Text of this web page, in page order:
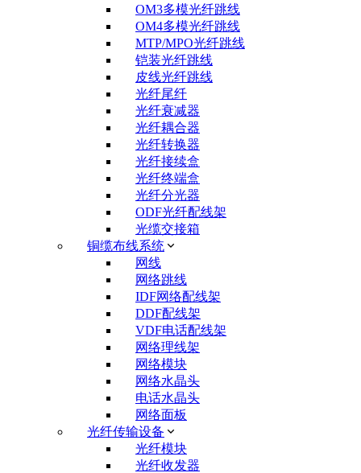
OM3多模光纤跳线
OM4多模光纤跳线
MTP/MPO光纤跳线
铠装光纤跳线
皮线光纤跳线
光纤尾纤
光纤衰减器
光纤耦合器
光纤转换器
光纤接续盒
光纤终端盒
光纤分光器
ODF光纤配线架
光缆交接箱
铜缆布线系统
网线
网络跳线
IDF网络配线架
DDF配线架
VDF电话配线架
网络理线架
网络模块
网络水晶头
电话水晶头
网络面板
光纤传输设备
光纤模块
光纤收发器